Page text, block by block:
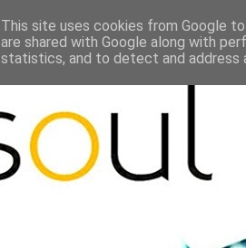
This site uses cookies from Google
are shared with Google along with
statistics, and to detect and address